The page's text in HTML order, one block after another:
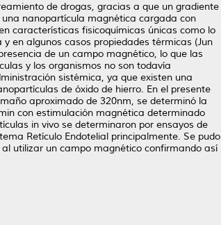
de drogas, gracias a que un gradiente
nanopartícula magnética cargada con
características fisicoquímicas únicas como lo
en algunos casos propiedades térmicas (Jun
de un campo magnético, lo que las
y los organismos no son todavía
sistémica, ya que existen una
de óxido de hierro. En el presente
aproximado de 320nm, se determinó la
con estimulación magnética determinado
in vivo se determinaron por ensayos de
Retículo Endotelial principalmente. Se pudo
utilizar un campo magnético confirmando así